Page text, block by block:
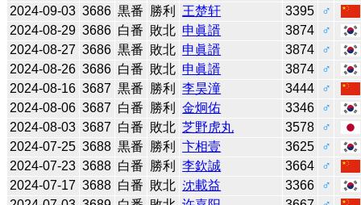
2024-09-03 3686 黒番 勝利 王楚轩 3395
♂
2024-08-29 3686 白番 敗北 申眞諝 3874
♂
2024-08-27 3686 黒番 敗北 申眞諝 3874
♂
2024-08-26 3686 白番 敗北 申眞諝 3874
♂
2024-08-16 3687 黒番 勝利 李昊潼 3444
♂
2024-08-06 3687 白番 勝利 金炯佑 3346
♂
2024-08-03 3687 白番 敗北 芝野虎丸 3578
♂
2024-07-25 3688 黒番 勝利 卞相壹 3625
♂
2024-07-23 3688 白番 勝利 李欽誠 3664
♂
2024-07-17 3688 白番 敗北 沈載益 3366
♂